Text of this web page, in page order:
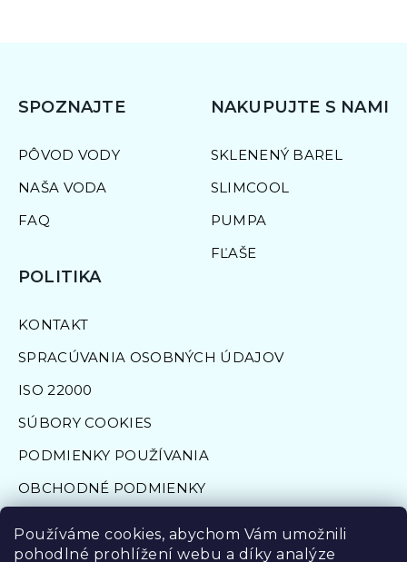
Používáme cookies, abychom Vám umožnili
pohodlné prohlížení webu a díky analýze
SPOZNAJTE
PÔVOD VODY
NAŠA VODA
FAQ
NAKUPUJTE S NAMI
SKLENENÝ BAREL
SLIMCOOL
PUMPA
FĽAŠE
POLITIKA
KONTAKT
SPRACÚVANIA OSOBNÝCH ÚDAJOV
ISO 22000
SÚBORY COOKIES
PODMIENKY POUŽÍVANIA
OBCHODNÉ PODMIENKY